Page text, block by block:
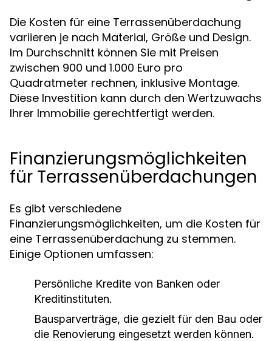
Die Kosten für eine Terrassenüberdachung
variieren je nach Material, Größe und Design.
Im Durchschnitt können Sie mit Preisen
zwischen 900 und 1.000 Euro pro
Quadratmeter rechnen, inklusive Montage.
Diese Investition kann durch den Wertzuwachs
Ihrer Immobilie gerechtfertigt werden.
Finanzierungsmöglichkeiten
für Terrassenüberdachungen
Es gibt verschiedene
Finanzierungsmöglichkeiten, um die Kosten für
eine Terrassenüberdachung zu stemmen.
Einige Optionen umfassen:
Persönliche Kredite von Banken oder
Kreditinstituten.
Bausparverträge, die gezielt für den Bau oder
die Renovierung eingesetzt werden können.